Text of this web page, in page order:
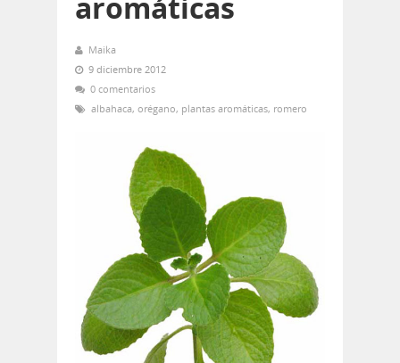
Maika
9 diciembre 2012
0 comentarios
albahaca, orégano, plantas aromáticas, romero